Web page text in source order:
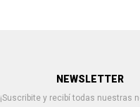
NEWSLETTER
¡Suscribite y recibí todas nuestras